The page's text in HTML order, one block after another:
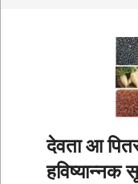
देवता आ
हविष्यान्नक